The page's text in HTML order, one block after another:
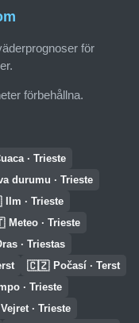
för
förbehållna.
· Trieste
durumu · Trieste
Ilm · Trieste
Meteo · Trieste
· Triestas
🇨🇿 Počasí · Terst
· Trieste
Vejret · Trieste